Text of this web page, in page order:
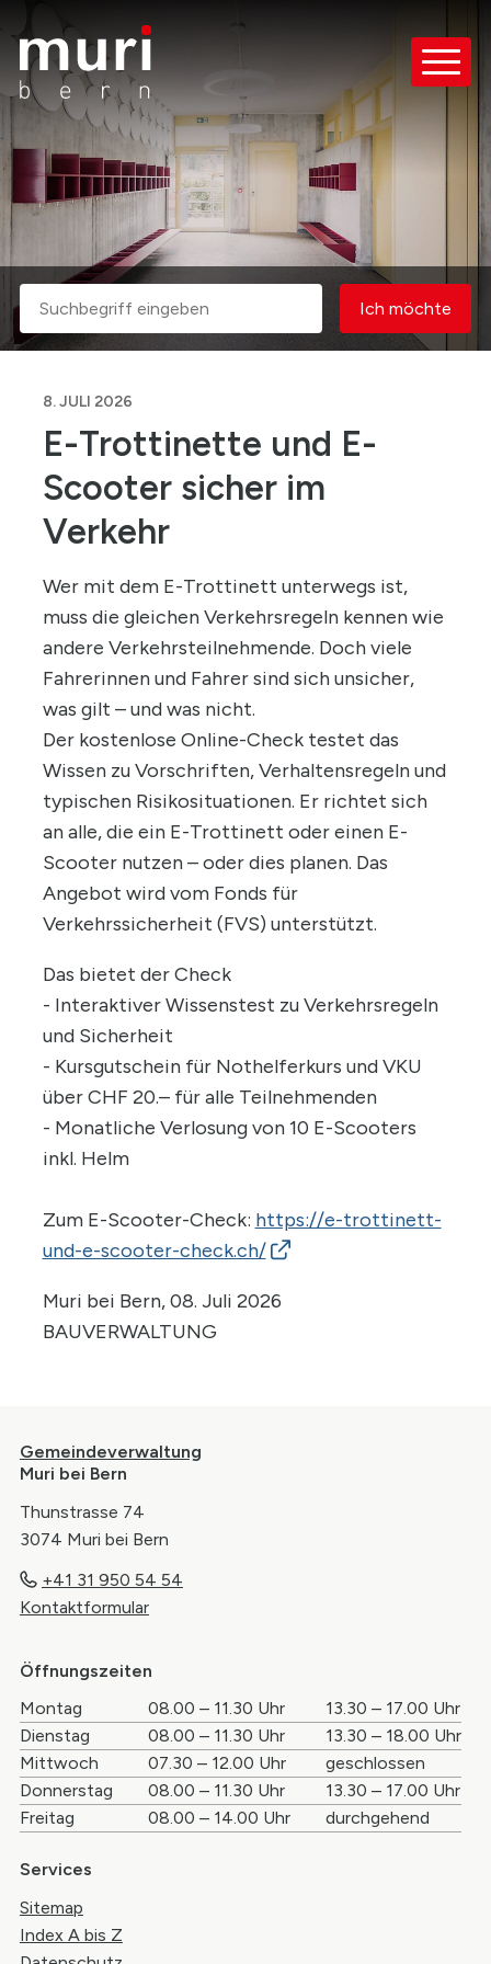
Navigieren in Muri bei Bern
Schnellnavigation
Suche Suche starten
Ich
Ich möchte
E-Trottinette und E-
Scooter sicher im
Verkehr
8. JULI 2026
Wer mit dem E-Trottinett unterwegs ist,
muss die gleichen Verkehrsregeln kennen wie
andere Verkehrsteilnehmende. Doch viele
Fahrerinnen und Fahrer sind sich unsicher,
was gilt – und was nicht.
Der kostenlose Online-Check testet das
Wissen zu Vorschriften, Verhaltensregeln und
typischen Risikosituationen. Er richtet sich
an alle, die ein E-Trottinett oder einen E-
Scooter nutzen – oder dies planen. Das
Angebot wird vom Fonds für
Verkehrssicherheit (FVS) unterstützt.
Das bietet der Check
- Interaktiver Wissenstest zu Verkehrsregeln
und Sicherheit
- Kursgutschein für Nothelferkurs und VKU
über CHF 20.– für alle Teilnehmenden
- Monatliche Verlosung von 10 E-Scooters
inkl. Helm
Zum E-Scooter-Check: https://e-trottinett-
und-e-scooter-check.ch/
Muri bei Bern, 08. Juli 2026
BAUVERWALTUNG
Gemeindeverwaltung
Muri bei Bern
Thunstrasse 74
3074 Muri bei Bern
+41 31 950 54 54
Kontaktformular
Öffnungszeiten
Wochentag
Öffnungszeiten Vormittag
Montag 08.00 – 11.30 Uhr
13.30 – 17.00 Uhr
Dienstag
08.00 – 11.30 Uhr
13.30 – 18.00 Uhr
Mittwoch
07.30 – 12.00 Uhr
geschlossen
Donnerstag
08.00 – 11.30 Uhr
13.30 – 17.00 Uhr
Freitag
08.00 – 14.00 Uhr durchgehend
Services
Sitemap
Index A bis Z